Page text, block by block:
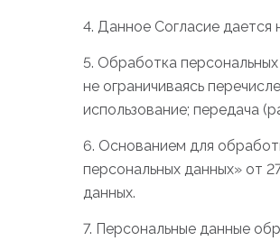
4. Данное Согласие дается
5. Обработка
не ограничиваясь
использование; передача
6. Основанием для
персональных данных» от
данных.
7. Персональные данные